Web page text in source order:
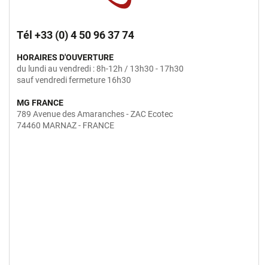
Tél +33 (0) 4 50 96 37 74
HORAIRES D'OUVERTURE
du lundi au vendredi : 8h-12h / 13h30 - 17h30
sauf vendredi fermeture 16h30
MG FRANCE
789 Avenue des Amaranches - ZAC Ecotec
74460 MARNAZ - FRANCE